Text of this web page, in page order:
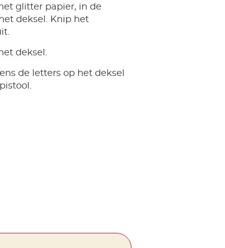
glitter papier, in de
deksel. Knip het
deksel.
de letters op het deksel